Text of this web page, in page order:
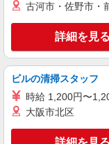
※深
※交通
の
時
囲
キープ
派遣社員
株式会社テクノ・サー
古河市・佐野市・
詳細を見る
ビルの清掃スタッフ
時給 1,200円〜
大阪市北区